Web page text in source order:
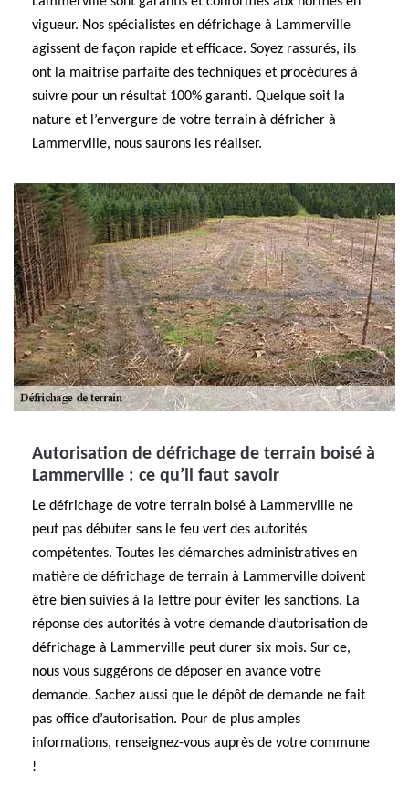
vigueur. Nos spécialistes en défrichage à Lammerville
agissent de façon rapide et efficace. Soyez rassurés, ils
ont la maitrise parfaite des techniques et procédures à
suivre pour un résultat 100% garanti. Quelque soit la
nature et l’envergure de votre terrain à défricher à
Lammerville, nous saurons les réaliser.
Autorisation de défrichage de terrain boisé à
Lammerville : ce qu’il faut savoir
Le défrichage de votre terrain boisé à Lammerville ne
peut pas débuter sans le feu vert des autorités
compétentes. Toutes les démarches administratives en
matière de défrichage de terrain à Lammerville doivent
être bien suivies à la lettre pour éviter les sanctions. La
réponse des autorités à votre demande d’autorisation de
défrichage à Lammerville peut durer six mois. Sur ce,
nous vous suggérons de déposer en avance votre
demande. Sachez aussi que le dépôt de demande ne fait
pas office d’autorisation. Pour de plus amples
informations, renseignez-vous auprès de votre commune
!